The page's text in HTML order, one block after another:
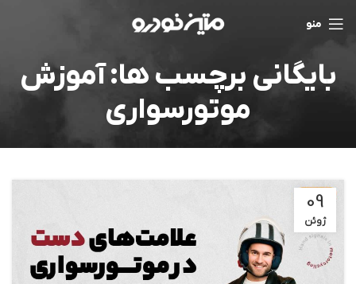
منو
بایگانی برچسب ها: آموزش
موتورسواری
09
ژوئن